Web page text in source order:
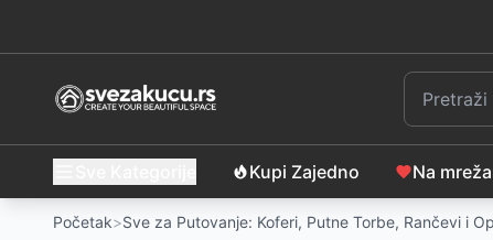
Kupi Zajedno Na
Početak>Sve za Putovanje: Koferi, Putne Torbe, Rančevi i